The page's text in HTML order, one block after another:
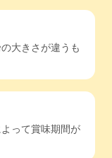
大きさが違うも
って賞味期間が